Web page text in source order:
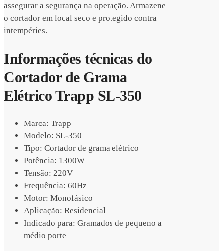
assegurar a segurança na operação. Armazene
o cortador em local seco e protegido contra
intempéries.
Informações técnicas do
Cortador de Grama
Elétrico Trapp SL-350
Marca: Trapp
Modelo: SL-350
Tipo: Cortador de grama elétrico
Potência: 1300W
Tensão: 220V
Frequência: 60Hz
Motor: Monofásico
Aplicação: Residencial
Indicado para: Gramados de pequeno a
médio porte